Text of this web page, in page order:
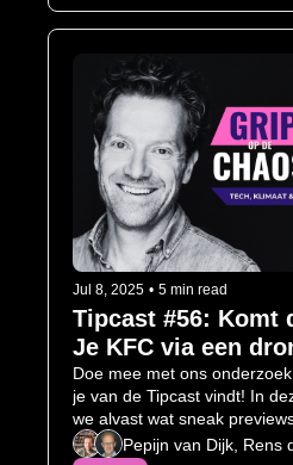
Jul 8, 2025 • 5 min read
Tipcast #56: Komt
Je KFC via een
wil een koning.
Doe mee met ons
je van de Tipcast vindt! In
we alvast wat sneak
Pepijn van Dijk, Rens